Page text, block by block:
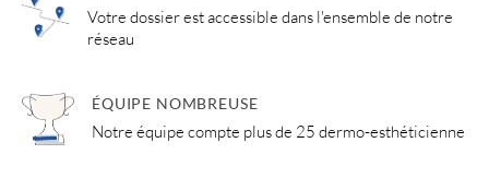
Votre dossier est accessible dans l'ensemble de notre
réseau
ÉQUIPE NOMBREUSE
Notre équipe compte plus de 25 dermo-esthéticienne